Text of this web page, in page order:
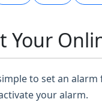
Your
to set an
your alarm.